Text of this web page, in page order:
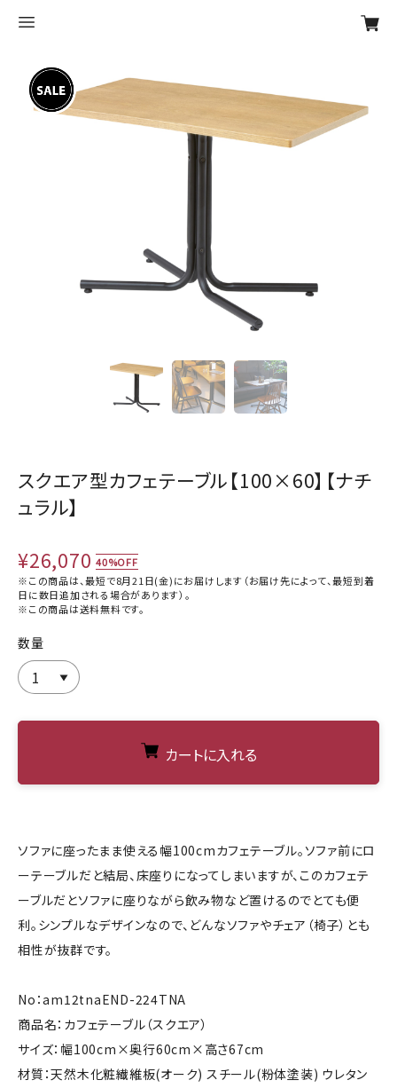
スクエア型カフェテーブル【100×60】【ナチ
ュラル】
¥26,070 40%OFF
※この商品は、最短で8月21日(金)にお届けします（お届け先によって、最短到着
日に数日追加される場合があります）。
※この商品は送料無料です。
数量
カートに入れる
ソファに座ったまま使える幅100cmカフェテーブル。ソファ前にロ
ーテーブルだと結局、床座りになってしまいますが、このカフェテ
ーブルだとソファに座りながら飲み物など置けるのでとても便
利。シンプルなデザインなので、どんなソファやチェア（椅子）とも
相性が抜群です。
No：am12tnaEND-224TNA
商品名：カフェテーブル（スクエア）
サイズ：幅100cm×奥行60cm×高さ67cm
材質：天然木化粧繊維板(オーク) スチール(粉体塗装) ウレタン